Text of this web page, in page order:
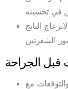
الناتج
قبل الجراحة
مع